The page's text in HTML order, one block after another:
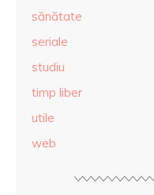
sănătate
seriale
studiu
timp liber
utile
web